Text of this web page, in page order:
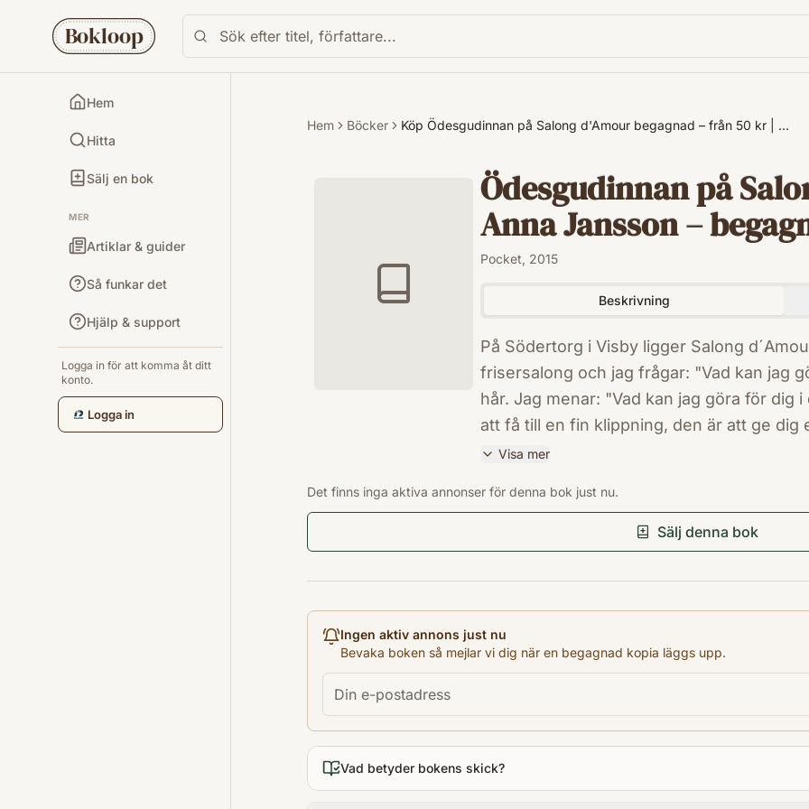
Bokloop
Hem
Hitta
Sälj en bok
MER
Artiklar & guider
Så funkar det
Hjälp & support
Logga in för att komma åt ditt
konto.
Logga in
Hem Böcker Köp Ödesgudinnan på Salong d'Amour begagnad – från 50 kr | …
Ödesgudinnan på
Anna Jansson –
Pocket, 2015
Beskrivning
På Södertorg i Visby ligger Salong
frisersalong och jag frågar: "Vad kan jag
hår. Jag menar: "Vad kan jag göra för dig
att få till en fin klippning, den är att ge dig
människor i alla livssituationer. Bröllop,
förtroenden. Du kan lita på min
mig.Till hjälp på salongen har jag en ung
Jag har lovat hans mamma att göra
mat.Om du är en trogen kund och vågar
hända.Vi ses på Salong
för henne ny genre. Med Ödesgudinnan
en fantastisk karaktär, frissan Angelika,
Visa mer
9789113059341
Norstedts
Utgivningsår
Antal sidor
332
Språk
FQ
Format
Pocket
Det finns inga aktiva annonser för denna bok just nu.
Sälj denna bok
Ingen aktiv annons just nu
Bevaka boken så mejlar vi dig när en begagnad kopia läggs upp.
Vad betyder bokens skick?